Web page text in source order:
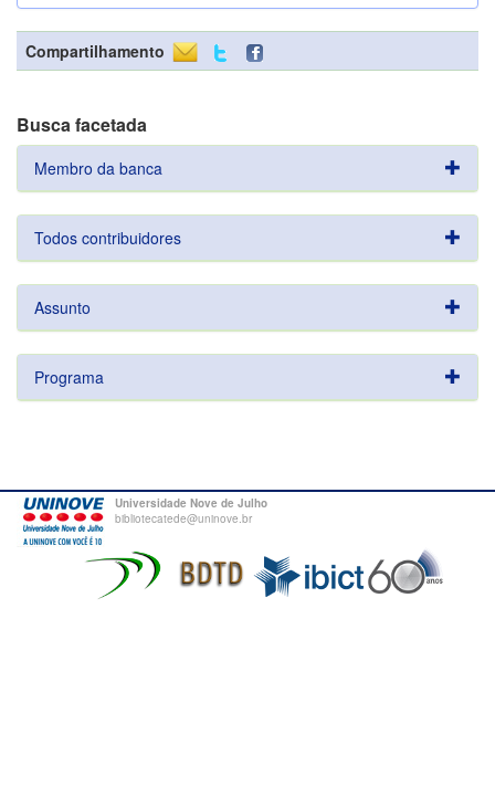
Compartilhamento
Busca facetada
Membro da banca
Todos contribuidores
Assunto
Programa
Universidade Nove de Julho
bibliotecatede@uninove.br